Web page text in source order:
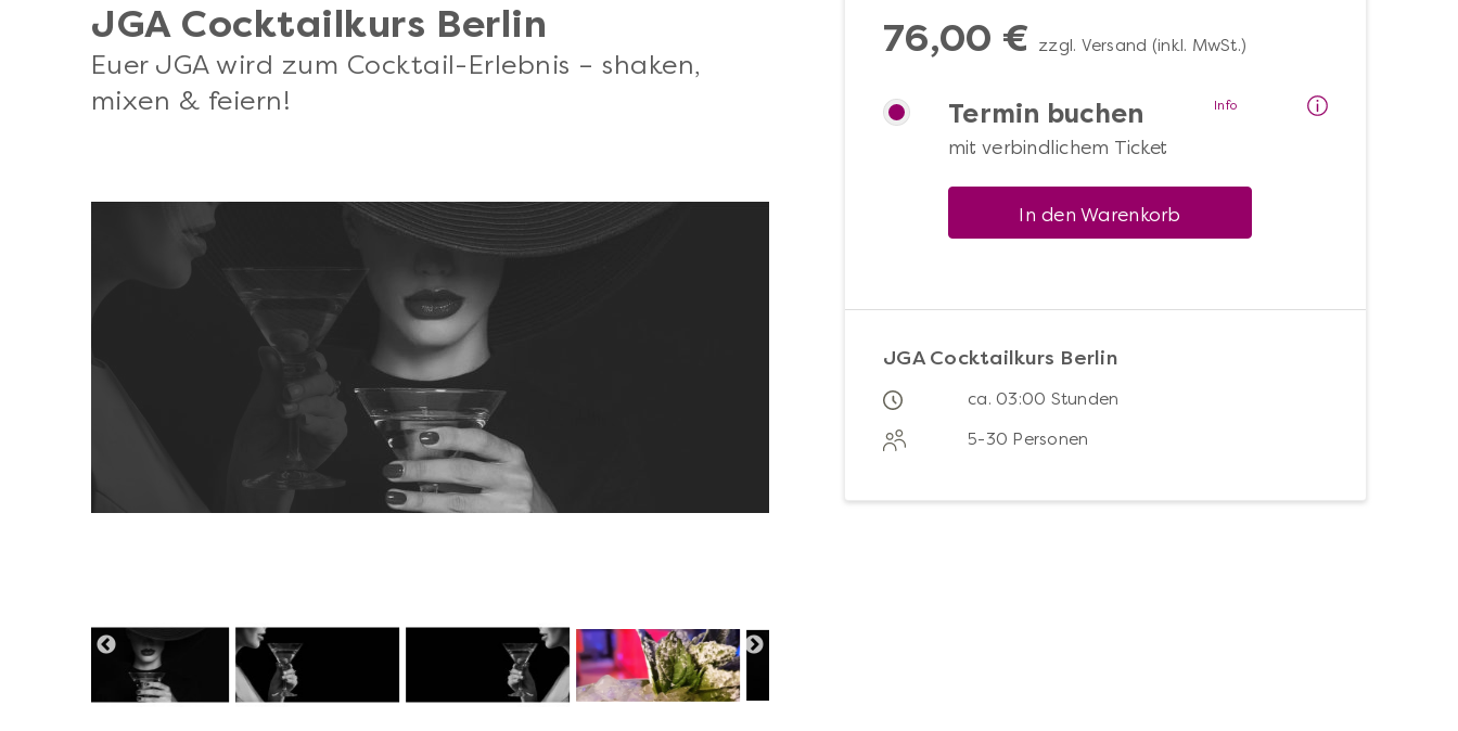
JGA Cocktailkurs Berlin
Euer JGA wird zum Cocktail-Erlebnis – shaken,
mixen & feiern!
76,00 € zzgl. Versand (inkl. MwSt.)
Termin buchen
mit verbindlichem Ticket
In den Warenkorb
Info
JGA Cocktailkurs Berlin
ca. 03:00 Stunden
5-30 Personen